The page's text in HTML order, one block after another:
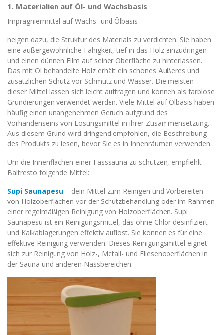
1. Materialien auf Öl- und Wachsbasis
Imprägniermittel auf Wachs- und Ölbasis
neigen dazu, die Struktur des Materials zu verdichten. Sie haben
eine außergewöhnliche Fähigkeit, tief in das Holz einzudringen
und einen dünnen Film auf seiner Oberfläche zu hinterlassen.
Das mit Öl behandelte Holz erhält ein schönes Äußeres und
zusätzlichen Schutz vor Schmutz und Wasser. Die meisten
dieser Mittel lassen sich leicht auftragen und können als farblose
Grundierungen verwendet werden. Viele Mittel auf Ölbasis haben
häufig einen unangenehmen Geruch aufgrund des
Vorhandenseins von Lösungsmittel in ihrer Zusammensetzung.
Aus diesem Grund wird dringend empfohlen, die Beschreibung
des Produkts zu lesen, bevor Sie es in Innenräumen verwenden.
Um die Innenflächen einer Fasssauna zu schützen, empfiehlt
Baltresto folgende Mittel:
Supi Saunapesu – dein Mittel zum Reinigen und Vorbereiten
von Holzoberflächen vor der Schutzbehandlung oder im Rahmen
einer regelmäßigen Reinigung von Holzoberflächen. Supi
Saunapesu ist ein Reinigungsmittel, das ohne Chlor desinfiziert
und Kalkablagerungen effektiv auflöst. Sie können es für eine
effektive Reinigung verwenden. Dieses Reinigungsmittel eignet
sich zur Reinigung von Holz-, Metall- und Fliesenoberflächen in
der Sauna und anderen Nassbereichen.